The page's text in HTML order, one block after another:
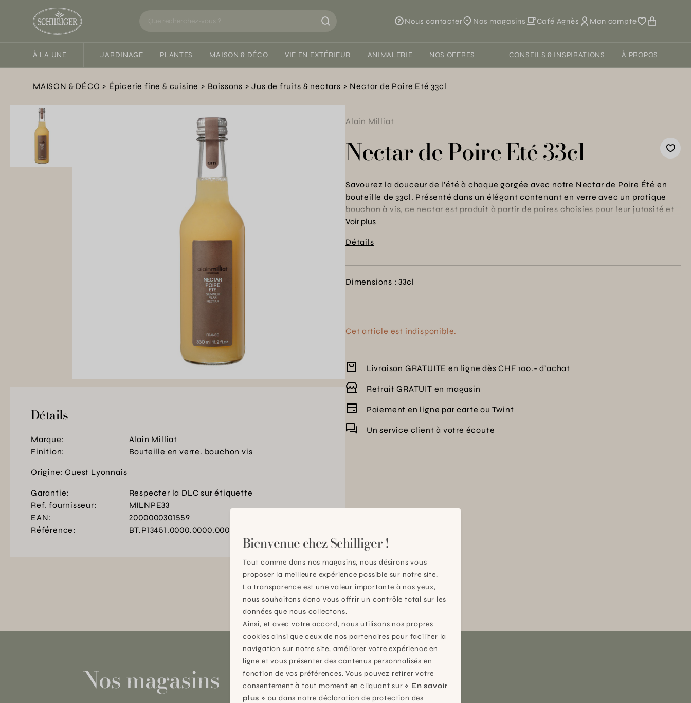
Nous contacter Nos magasins Café Agnès Mon compte
À LA UNE JARDINAGE PLANTES MAISON & DÉCO VIE EN EXTÉRIEUR ANIMALERIE NOS OFFRES CONSEILS & INSPIRATIONS À PROPOS
MAISON & DÉCO Épicerie fine & cuisine Boissons Jus de fruits & nectars Nectar de Poire Eté 33cl
Détails
Marque:
Alain Milliat
Finition:
Bouteille en verre. bouchon vis
Origine: Ouest Lyonnais
Garantie:
Respecter la DLC sur étiquette
Ref. fournisseur:
MILNPE33
EAN:
2000000301559
Référence:
BT.P13451.0000.0000.0000
Alain Milliat
Nectar de Poire Eté 33cl
Savourez la douceur de l'été à chaque gorgée avec notre Nectar de Poire Été en
bouteille de 33cl. Présenté dans un élégant contenant en verre avec un pratique
bouchon à vis, ce nectar est produit à partir de poires choisies pour leur jutosité et
leur saveur exceptionnelle. Idéal pour les moments de convivialité en famille ou
bouteille.
Voir plus
Détails
Dimensions : 33cl
Cet article est indisponible.
Livraison GRATUITE en ligne dès CHF 100.- d’achat
Retrait GRATUIT en magasin
Paiement en ligne par carte ou Twint
Un service client à votre écoute
Nos magasins
Bienvenue chez Schilliger !
Tout comme dans nos magasins, nous désirons vous
proposer la meilleure expérience possible sur notre site.
La transparence est une valeur importante à nos yeux,
nous souhaitons donc vous offrir un contrôle total sur les
données que nous collectons.
Ainsi, et avec votre accord, nous utilisons nos propres
cookies ainsi que ceux de nos partenaires pour faciliter la
navigation sur notre site, améliorer votre expérience en
ligne et vous présenter des contenus personnalisés en
fonction de vos préférences. Vous pouvez retirer votre
consentement à tout moment en cliquant sur « En savoir
plus » ou dans notre déclaration de protection des